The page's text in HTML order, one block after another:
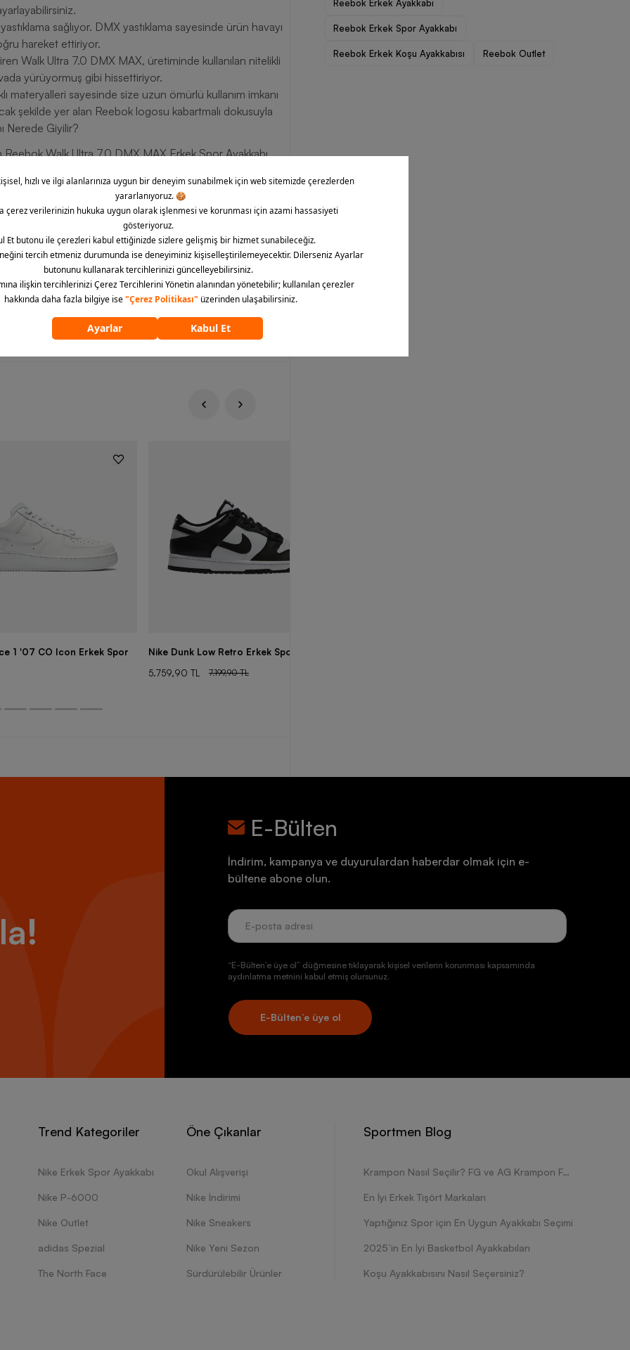
sağlıyor. DMX yastıklama sayesinde ürün havayı
hareket ettiriyor.
Walk Ultra 7.0 DMX MAX, üretiminde kullanılan nitelikli
yürüyormuş gibi hissettiriyor.
materyalleri sayesinde size uzun ömürlü kullanım imkanı
şekilde yer alan Reebok logosu kabartmalı dokusuyla
Nerede Giyilir?
Walk Ultra 7.0 DMX MAX Erkek Spor Ayakkabı
başarılı bir şekilde kombinleyebileceğiniz bu
Yürüyüş yolları, özel koşu parkurları,
yerde faydalanabileceğiniz bu spor ayakkabıyı koşu
asfalt, kum gibi her türlü zeminde kullanabileceğiniz
her anına taşımak isteyenlerin gözdesi olmaya aday
gibi sportif kıyafetlerle tamamlayabilir, ideal stili
bu modeli ve öne çıkan tüm Reebok ürünlerini
verip satın alabilirsiniz.
göster
1 '07 CO Icon Erkek Spor
Nike Dunk Low Retro Erkek Spor Ayakkabı
5.759,90 TL
7.199,90 TL
Reebok Erkek Ayakkabı
Reebok Erkek Spor Ayakkabı
Reebok Erkek Koşu Ayakkabısı Reebok Outlet
E-Bülten
İndirim, kampanya ve duyurulardan haberdar olmak için e-
bültene abone olun.
“E-Bülten’e üye ol” düğmesine tıklayarak kişisel verilerin korunması kapsamında
aydınlatma metnini kabul etmiş olursunuz.
E-Bülten’e üye ol
Trend Kategoriler
Nike Erkek Spor Ayakkabı
Nike P-6000
Nike Outlet
adidas Spezial
The North Face
Öne Çıkanlar
Okul Alışverişi
Nike İndirimi
Nike Sneakers
Nike Yeni Sezon
Sürdürülebilir Ürünler
Sportmen Blog
Krampon Nasıl Seçilir? FG ve AG Krampon Farkları Nelerdir?
En İyi Erkek Tişört Markaları
Yaptığınız Spor için En Uygun Ayakkabı Seçimi
2025’in En İyi Basketbol Ayakkabıları
Koşu Ayakkabısını Nasıl Seçersiniz?